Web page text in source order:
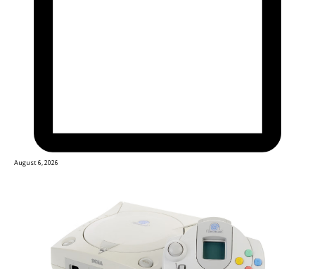
August 6, 2026